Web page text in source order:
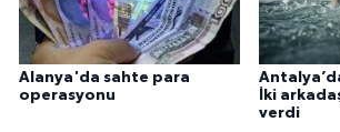
Alanya'da sahte para
operasyonu
İki
verdi